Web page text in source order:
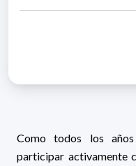
Como todos los
participar activamente